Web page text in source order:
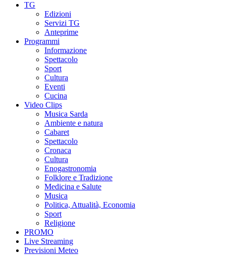
TG
Edizioni
Servizi TG
Anteprime
Programmi
Informazione
Spettacolo
Sport
Cultura
Eventi
Cucina
Video Clips
Musica Sarda
Ambiente e natura
Cabaret
Spettacolo
Cronaca
Cultura
Enogastronomia
Folklore e Tradizione
Medicina e Salute
Musica
Politica, Attualità, Economia
Sport
Religione
PROMO
Live Streaming
Previsioni Meteo